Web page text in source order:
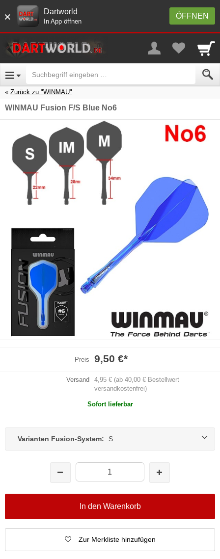
× ÖFFNEN
Dartworld
In App öffnen
Zurück zu "WINMAU"
WINMAU Fusion F/S Blue No6
Preis 9,50 €*
Versand
4,95 € (ab 40,00 € Bestellwert
versandkostenfrei)
Sofort lieferbar
Varianten Fusion-System: S
In den Warenkorb
Zur Merkliste hinzufügen